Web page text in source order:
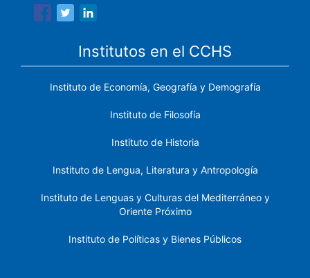
Institutos en el CCHS
Instituto de Economía, Geografía y Demografía
Instituto de Filosofía
Instituto de Historia
Instituto de Lengua, Literatura y Antropología
Instituto de Lenguas y Culturas del Mediterráneo y
Oriente Próximo
Instituto de Políticas y Bienes Públicos